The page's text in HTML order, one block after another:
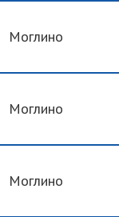
Моглино
Моглино
Моглино